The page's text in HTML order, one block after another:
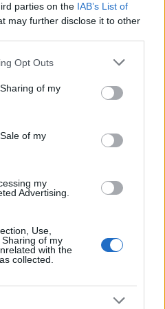
parties on the IAB’s List of
may further disclose it to other
app uses one or more Google
behaviour. You may click to
and its third-party tags to
purposes in below Google
Opt Outs
of my
of my
my
Advertising.
Use,
of my
with the
collected.
a címlapra! :-)
belfold/atlagos-
másztesz digrii
ez
a mostohám c. film jutott
volt egy szem.
volt,az az amikor a
pulyka.